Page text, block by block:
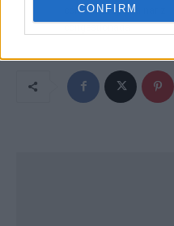
CONFIRM
cómo destapar la nariz